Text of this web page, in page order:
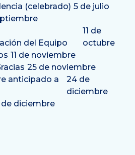
(celebrado) 5 de julio
del Equipo
11 de
octubre
11 de noviembre
25 de noviembre
anticipado a
24 de
diciembre
de diciembre